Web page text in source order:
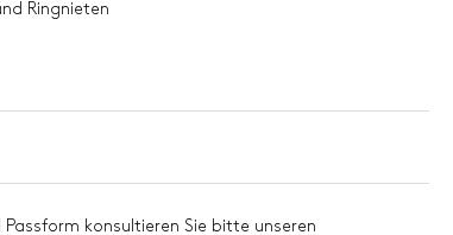
Ringnieten
konsultieren Sie bitte unseren